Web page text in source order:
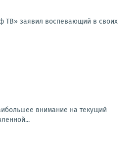
ТВ» заявил воспевающий в своих
внимание на текущий